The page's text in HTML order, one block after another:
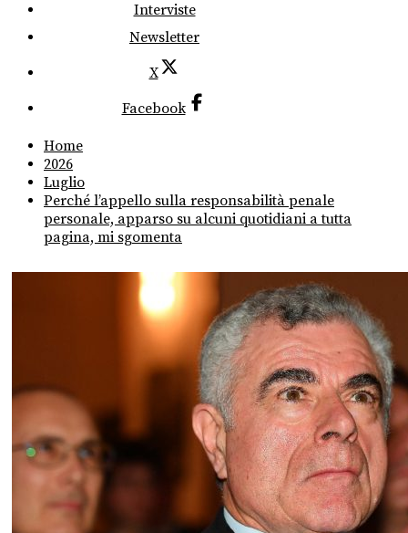
Interviste
Newsletter
X
Facebook
Home
2026
Luglio
Perché l’appello sulla responsabilità penale
personale, apparso su alcuni quotidiani a tutta
pagina, mi sgomenta